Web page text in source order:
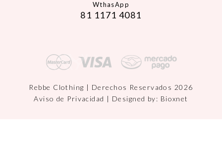
WthasApp
81 1171 4081
Rebbe Clothing | Derechos Reservados 2026
Aviso de Privacidad | Designed by: Bioxnet